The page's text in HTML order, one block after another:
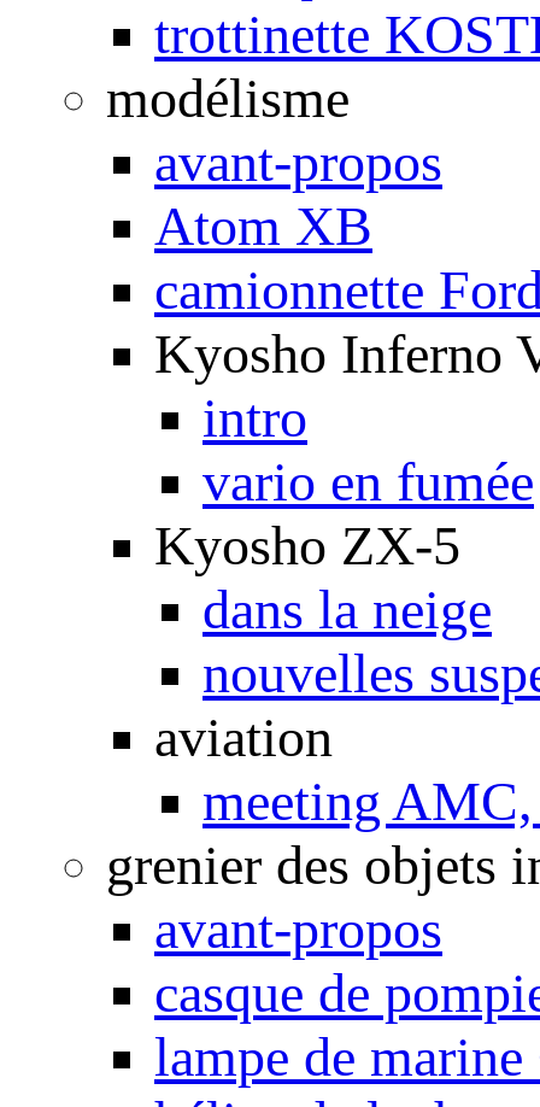
trottinette
modélisme
avant-propos
Atom XB
camionnette
Kyosho Inferno
intro
vario en fumée
Kyosho ZX-5
dans la neige
nouvelles
aviation
meeting
grenier des objets
avant-propos
casque de
lampe de